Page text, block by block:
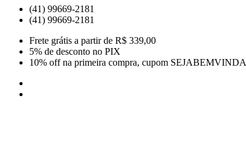
(41) 99669-2181
(41) 99669-2181
Frete grátis a partir de R$ 339,00
5% de desconto no PIX
10% off na primeira compra, cupom SEJABEMVINDA